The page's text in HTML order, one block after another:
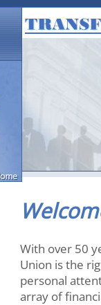
With over 50
Union is the
personal
array of